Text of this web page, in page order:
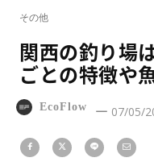
その他
関西の釣り場
ごとの特徴や
EcoFlow 07/05/